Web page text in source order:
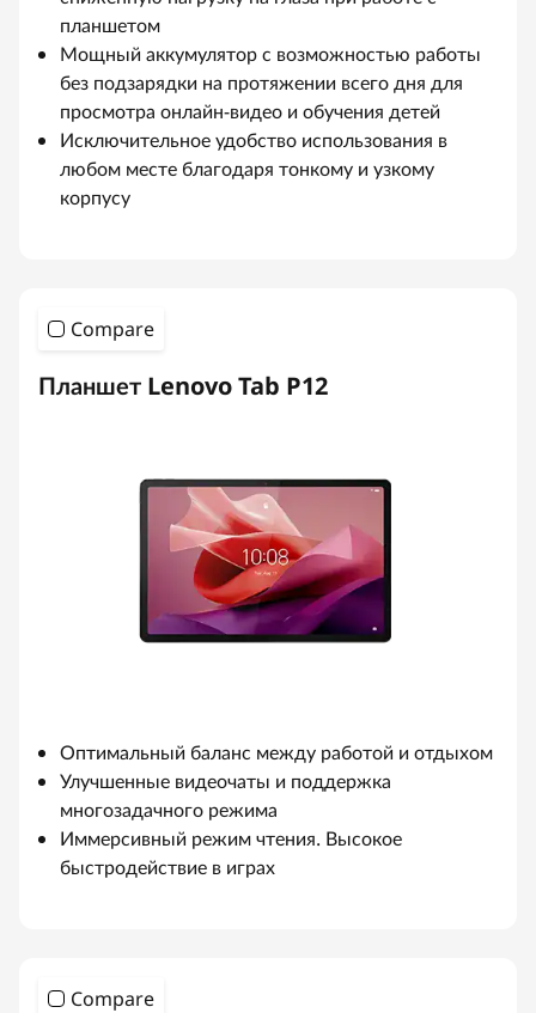
планшетом
Мощный аккумулятор с возможностью работы
без подзарядки на протяжении всего дня для
просмотра онлайн-видео и обучения детей
Исключительное удобство использования в
любом месте благодаря тонкому и узкому
корпусу
Compare
Планшет Lenovo Tab P12
Оптимальный баланс между работой и отдыхом
Улучшенные видеочаты и поддержка
многозадачного режима
Иммерсивный режим чтения. Высокое
быстродействие в играх
Compare